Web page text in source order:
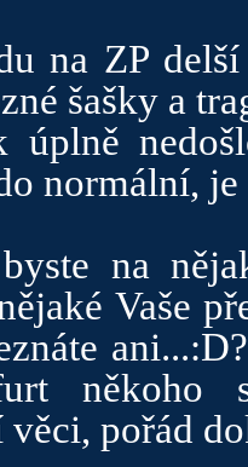
na ZP
šašky a
úplně
normální, je
na
Vaše
někoho
věci, pořád